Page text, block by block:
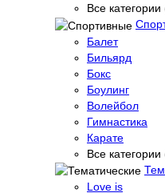
Все категории
Балет
Бильярд
Бокс
Боулинг
Волейбол
Гимнастика
Карате
Все категории
Love is